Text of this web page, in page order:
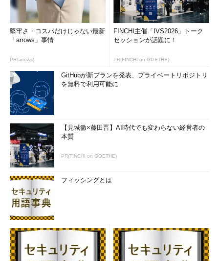
堅牢さ・コスパだけじゃない最新
「arrows」事情
PR(arrows)
FINCHI主催「IVS2026」トーク
セッションが話題に！
PR(FINCHI on GOETHE)
GitHubが新プランを発表、プライベートリポジトリ
を無料で利用可能に
【見城徹×藤田晋】AI時代でも変わらない経営者の
本質
PR(FINCHI on GOETHE)
フィッシングとは